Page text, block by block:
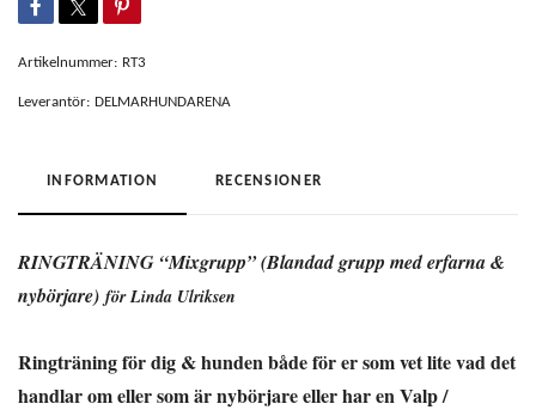
Artikelnummer: RT3
Leverantör: DELMARHUNDARENA
INFORMATION RECENSIONER
RINGTRÄNING “Mixgrupp” (Blandad grupp med erfarna &
nybörjare) för Linda Ulriksen
Ringträning för dig & hunden både för er som vet lite vad det
handlar om eller som är nybörjare eller har en Valp /